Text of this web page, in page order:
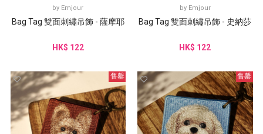
by Emjour
Bag Tag 雙面刺繡吊飾 - 薩摩耶
HK$ 122
by Emjour
Bag Tag 雙面刺繡吊飾 - 史納莎
HK$ 122
售罄 售罄